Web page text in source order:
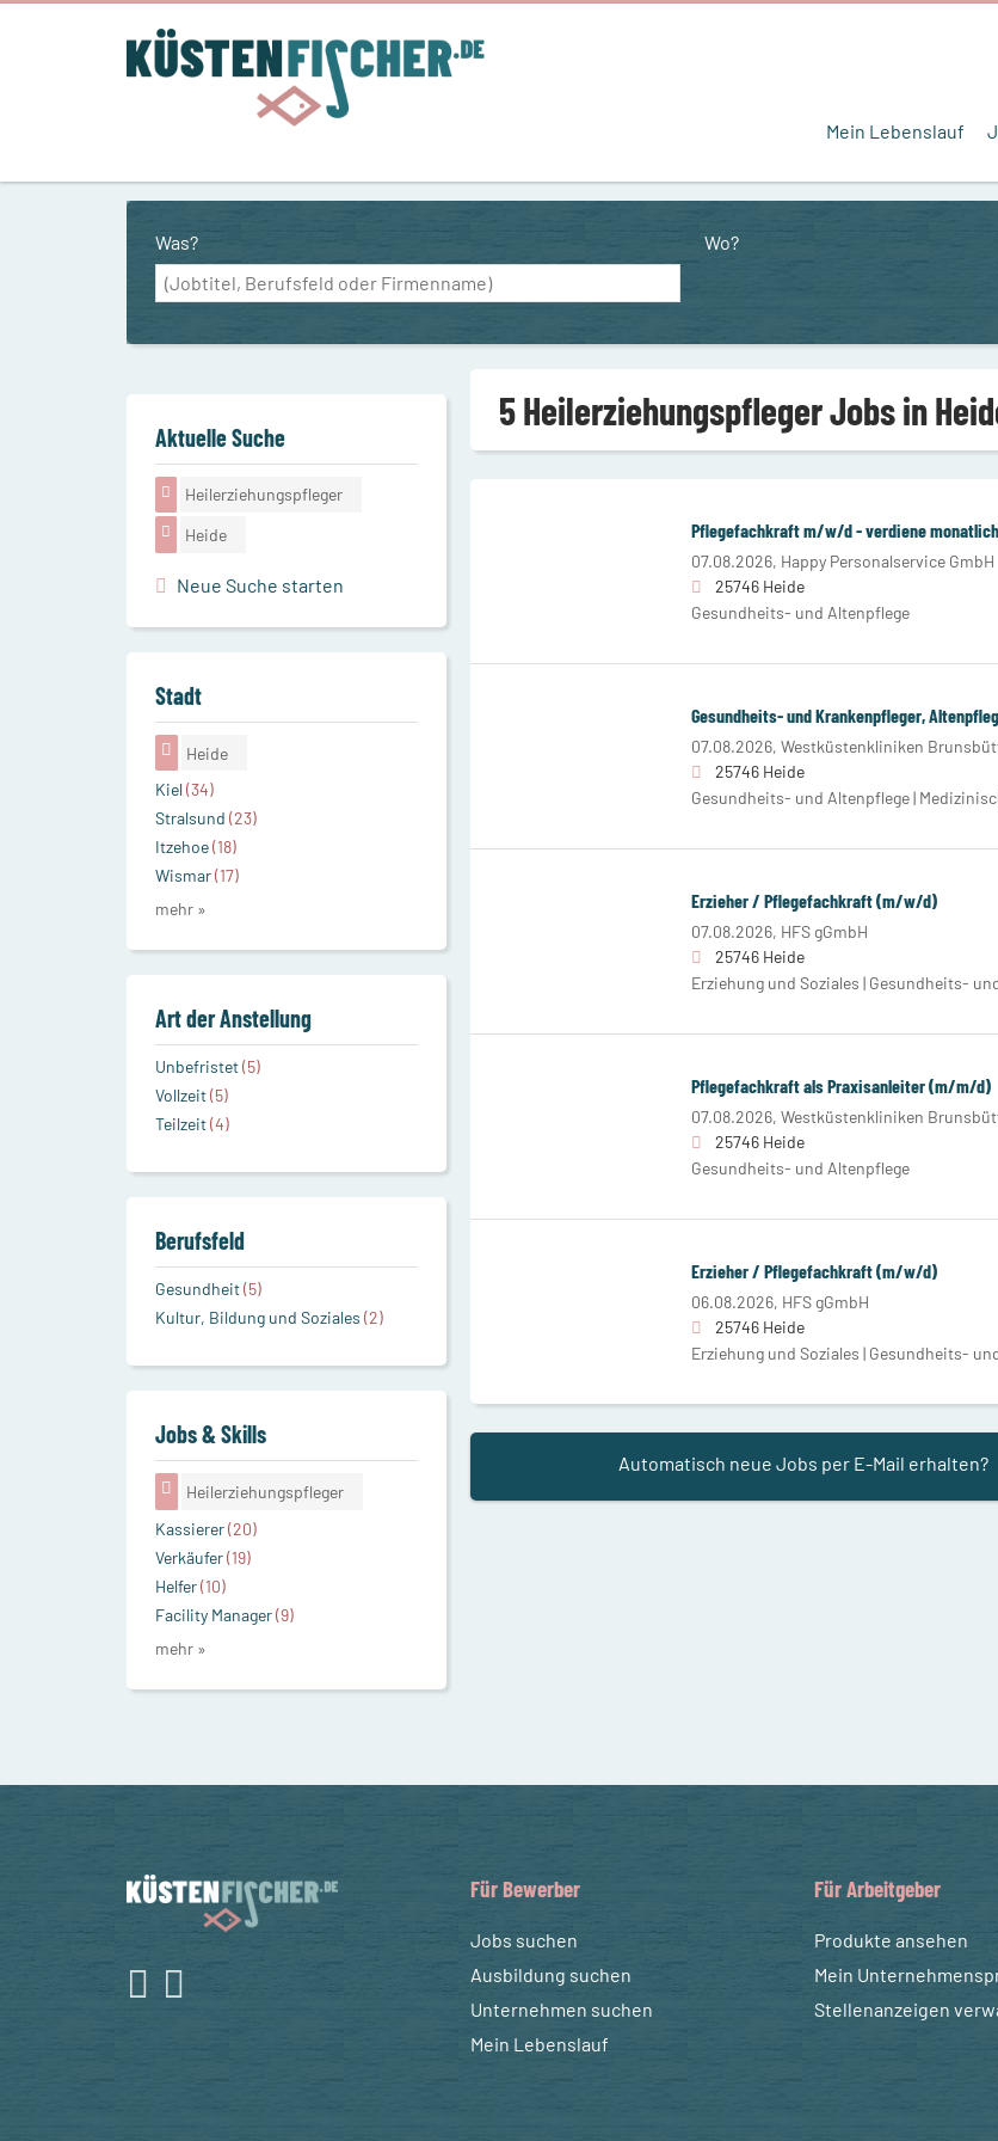
Mein Lebenslauf
Was? Wo?
5 Heilerziehungspfleger Jobs in
Pflegefachkraft m/w/d - verdiene
07.08.2026, Happy Personalservice GmbH
25746 Heide
Gesundheits- und Altenpflege
Gesundheits- und Krankenpfleger,
07.08.2026, Westküstenkliniken
25746 Heide
Gesundheits- und Altenpflege |
Erzieher / Pflegefachkraft (m/w/d)
07.08.2026, HFS gGmbH
25746 Heide
Erziehung und Soziales | Gesundheits-
Pflegefachkraft als Praxisanleiter (m/m/d)
07.08.2026, Westküstenkliniken
25746 Heide
Gesundheits- und Altenpflege
Erzieher / Pflegefachkraft (m/w/d)
06.08.2026, HFS gGmbH
25746 Heide
Erziehung und Soziales | Gesundheits-
Automatisch neue Jobs per E-Mail erhalten?
Aktuelle Suche
Heilerziehungspfleger
Heide
Neue Suche starten
Stadt
Heide
Kiel(34)
Stralsund (23)
Itzehoe(18)
Wismar(17)
mehr »
Art der Anstellung
Unbefristet(5)
Vollzeit(5)
Teilzeit(4)
Berufsfeld
Gesundheit(5)
Kultur, Bildung und Soziales (2)
Jobs & Skills
Heilerziehungspfleger
Kassierer(20)
Verkäufer(19)
Helfer(10)
Facility Manager(9)
mehr »
Für Bewerber
Jobs suchen
Ausbildung suchen
Unternehmen suchen
Mein Lebenslauf
Für Arbeitgeber
Produkte ansehen
Mein
Stellenanzeigen